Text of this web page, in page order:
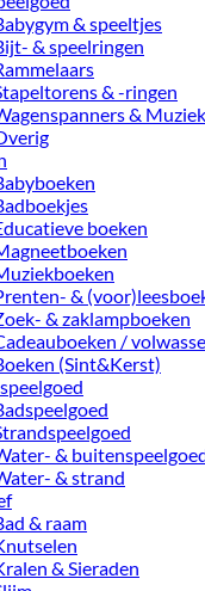
& speeltjes
& speelringen
& -ringen
&
boeken
&
& zaklampboeken
/
(Sint&Kerst)
&
& strand
& raam
& Sieraden